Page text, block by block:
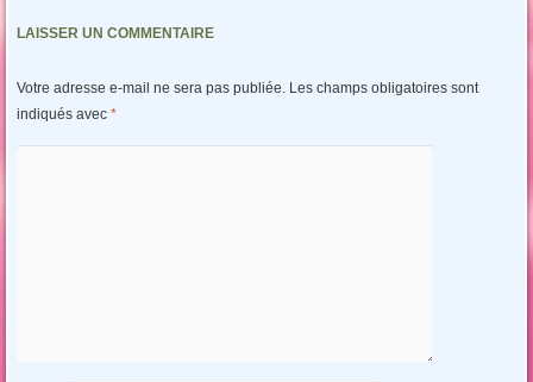
LAISSER UN COMMENTAIRE
Votre adresse e-mail ne sera pas publiée. Les champs obligatoires sont
indiqués avec *